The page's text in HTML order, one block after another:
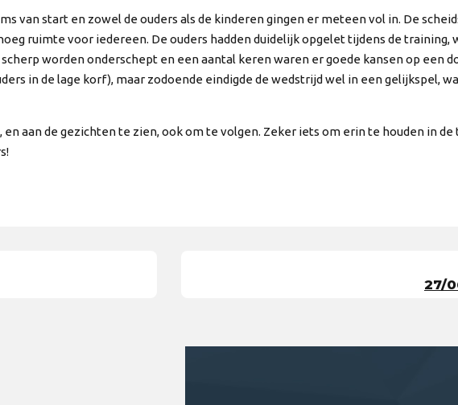
van start en zowel de ouders als de kinderen gingen er meteen vol in. De
ruimte voor iedereen. De ouders hadden duidelijk opgelet tijdens de training,
worden onderschept en een aantal keren waren er goede kansen op een
in de lage korf), maar zodoende eindigde de wedstrijd wel in een gelijkspel,
aan de gezichten te zien, ook om te volgen. Zeker iets om erin te houden in de
27/